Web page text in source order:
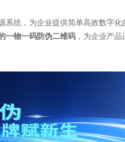
系统，为企业提供简单高效数字
一物一码防伪二维码 ，为企业产品